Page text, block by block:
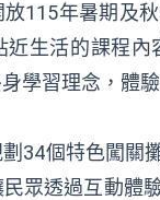
115年暑期及
近生活的課程
學習理念，體
34個特色闖關
眾透過互動體